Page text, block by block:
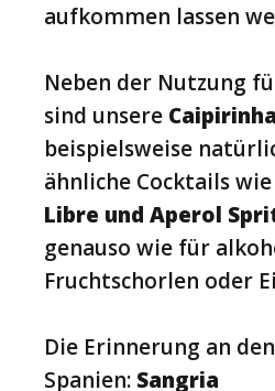
aufkommen lassen
Neben der Nutzung
sind unsere
beispielsweise
ähnliche Cocktails wie
Libre und Aperol
genauso wie für
Fruchtschorlen oder
Die Erinnerung an
Spanien: Sangria